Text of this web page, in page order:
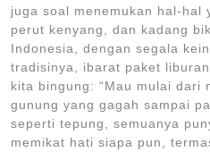
juga soal menemukan hal-hal
perut kenyang, dan kadang
Indonesia, dengan segala
tradisinya, ibarat paket
kita bingung: “Mau mulai dari
gunung yang gagah sampai
seperti tepung, semuanya
memikat hati siapa pun,